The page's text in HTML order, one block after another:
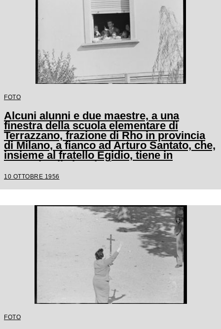
FOTO
Alcuni alunni e due maestre, a una
finestra della scuola elementare di
Terrazzano, frazione di Rho in provincia
di Milano, a fianco ad Arturo Santato, che,
insieme al fratello Egidio, tiene in
ostaggio gli alunni e le maestre
10 OTTOBRE 1956
FOTO